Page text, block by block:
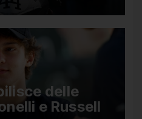
delle
e Russell